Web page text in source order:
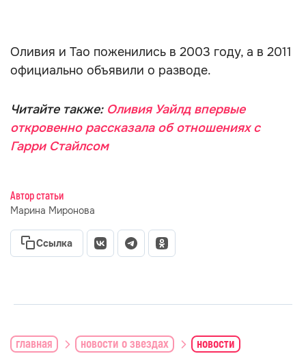
Оливия и Тао поженились в 2003 году, а в 2011
официально объявили о разводе.
Читайте также: Оливия Уайлд впервые
откровенно рассказала об отношениях с
Гарри Стайлсом
Автор статьи
Марина Миронова
Ссылка
главная новости о звездах новости